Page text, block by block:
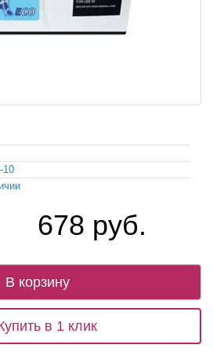
10
678 руб.
В корзину
в 1 клик